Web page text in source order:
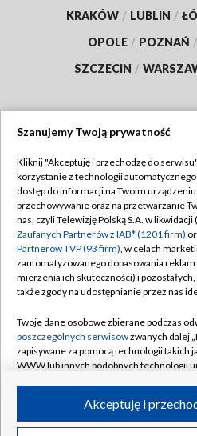
KRAKÓW / LUBLIN /
OPOLE / POZNAŃ /
SZCZECIN /
TVP
Abonament TVP
Emisja w TVP
Centrum informacji TVP
Naziemna Telewizja Cyfrowa
Rada Programowa
System NOS
Informacje o nadawcy
Program dla prasy
Polityka
Moje
Pomoc
©2026 Telewizja
Szanujemy Twoją prywatność
Kliknij "Akceptuję i przechodzę do
korzystanie z technologii
dostęp do informacji na Twoim
przechowywanie oraz na przetwarzanie
nas, czyli Telewizję Polską S.A. w likwidacji
Zaufanych Partnerów z IAB* (1201 firm)
Partnerów TVP (93 firm), w celach
zautomatyzowanego dopasowania
mierzenia ich skuteczności) i
także zgody na udostępnianie przez nas
Twoje dane osobowe zbierane podczas
poszczególnych serwisówzwanych dalej
zapisywane za pomocą technologii takich
WWW lub innych podobnych technologii
ruchu w Internecie.Akceptuję i